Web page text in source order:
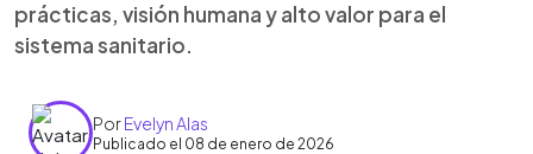
prácticas, visión humana y alto valor para el
sistema sanitario.
PorEvelyn Alas
Publicado el 08 de enero de 2026